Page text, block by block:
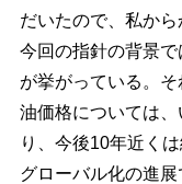
だいたので、私から
今回の指針の背景
が挙がっている。
油価格については
り、今後10年近く
グローバル化の進